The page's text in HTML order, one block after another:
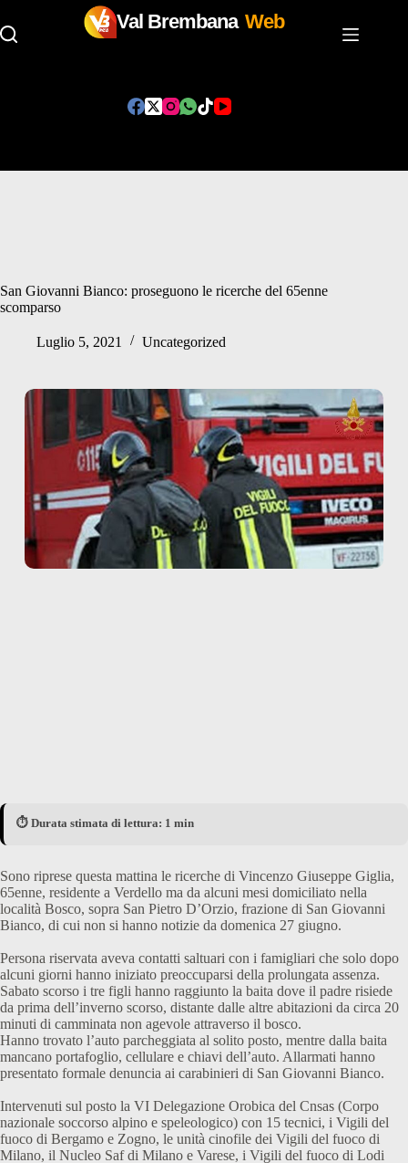
Val Brembana Web
San Giovanni Bianco: proseguono le ricerche del 65enne
scomparso
Luglio 5, 2021 Uncategorized
⏱️ Durata stimata di lettura: 1 min
Sono riprese questa mattina le ricerche di Vincenzo Giuseppe Giglia,
65enne, residente a Verdello ma da alcuni mesi domiciliato nella
località Bosco, sopra San Pietro D’Orzio, frazione di San Giovanni
Bianco, di cui non si hanno notizie da domenica 27 giugno.
Persona riservata aveva contatti saltuari con i famigliari che solo dopo
alcuni giorni hanno iniziato preoccuparsi della prolungata assenza.
Sabato scorso i tre figli hanno raggiunto la baita dove il padre risiede
da prima dell’inverno scorso, distante dalle altre abitazioni da circa 20
minuti di camminata non agevole attraverso il bosco.
Hanno trovato l’auto parcheggiata al solito posto, mentre dalla baita
mancano portafoglio, cellulare e chiavi dell’auto. Allarmati hanno
presentato formale denuncia ai carabinieri di San Giovanni Bianco.
Intervenuti sul posto la VI Delegazione Orobica del Cnsas (Corpo
nazionale soccorso alpino e speleologico) con 15 tecnici, i Vigili del
fuoco di Bergamo e Zogno, le unità cinofile dei Vigili del fuoco di
Milano, il Nucleo Saf di Milano e Varese, i Vigili del fuoco di Lodi